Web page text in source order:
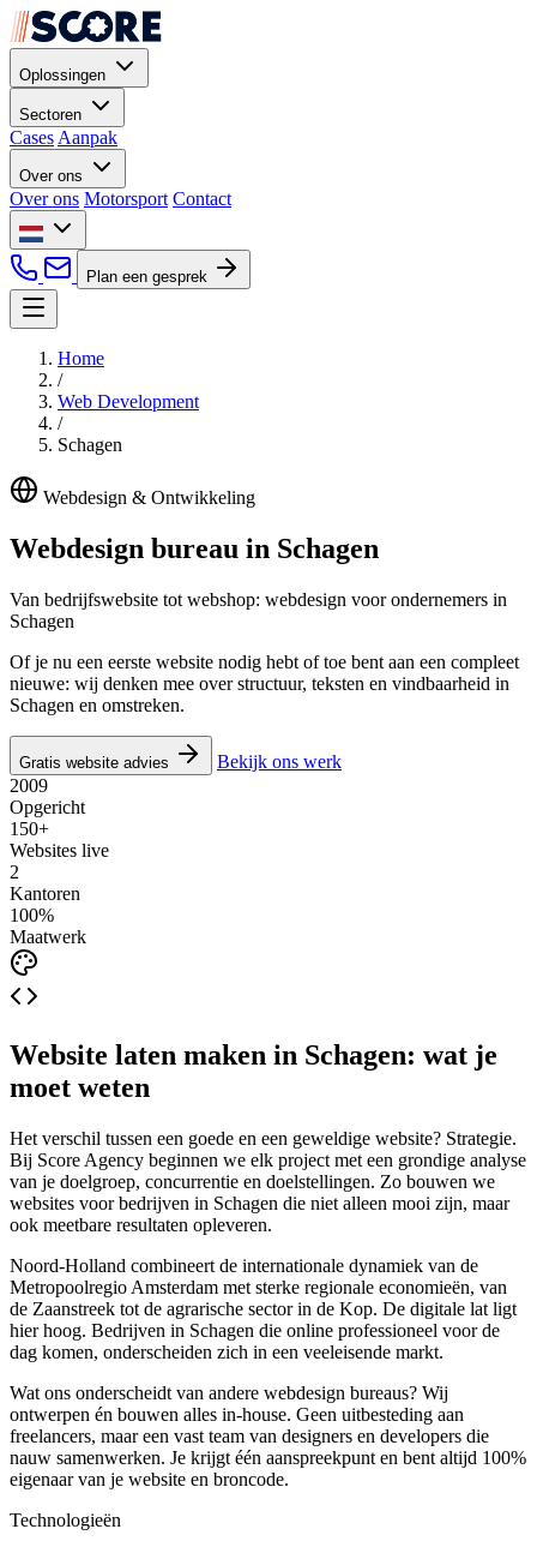
Oplossingen
Sectoren
Cases Aanpak
Over ons
Over ons Motorsport Contact
Plan een gesprek
Home
/
Web Development
/
Schagen
Webdesign & Ontwikkeling
Webdesign bureau in Schagen
Van bedrijfswebsite tot webshop: webdesign voor ondernemers in
Schagen
Of je nu een eerste website nodig hebt of toe bent aan een compleet
nieuwe: wij denken mee over structuur, teksten en vindbaarheid in
Schagen en omstreken.
Gratis website advies
Bekijk ons werk
2009
Opgericht
150+
Websites live
2
Kantoren
100%
Maatwerk
Website laten maken in Schagen: wat je
moet weten
Het verschil tussen een goede en een geweldige website? Strategie.
Bij Score Agency beginnen we elk project met een grondige analyse
van je doelgroep, concurrentie en doelstellingen. Zo bouwen we
websites voor bedrijven in Schagen die niet alleen mooi zijn, maar
ook meetbare resultaten opleveren.
Noord-Holland combineert de internationale dynamiek van de
Metropoolregio Amsterdam met sterke regionale economieën, van
de Zaanstreek tot de agrarische sector in de Kop. De digitale lat ligt
hier hoog. Bedrijven in Schagen die online professioneel voor de
dag komen, onderscheiden zich in een veeleisende markt.
Wat ons onderscheidt van andere webdesign bureaus? Wij
ontwerpen én bouwen alles in-house. Geen uitbesteding aan
freelancers, maar een vast team van designers en developers die
nauw samenwerken. Je krijgt één aanspreekpunt en bent altijd 100%
eigenaar van je website en broncode.
Technologieën